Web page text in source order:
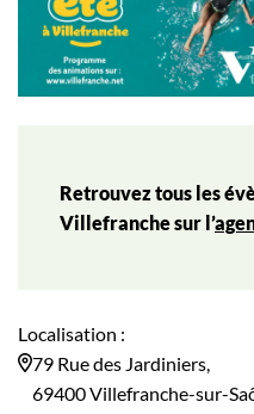
Retrouvez tous les
Villefranche sur l’
Localisation :
79 Rue des Jardiniers,
69400 Villefranche-sur-